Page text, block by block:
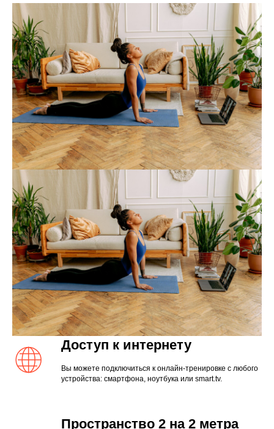
Доступ к интернету
Вы можете подключиться к онлайн-тренировке с любого
устройства: смартфона, ноутбука или smart.tv.
Пространство 2 на 2 метра